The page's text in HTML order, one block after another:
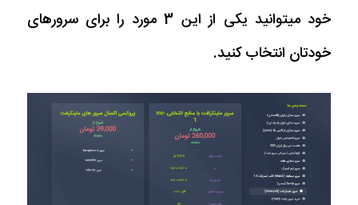
خود میتوانید یکی از این 3 مورد را برای سرورهای
خودتان انتخاب کنید.